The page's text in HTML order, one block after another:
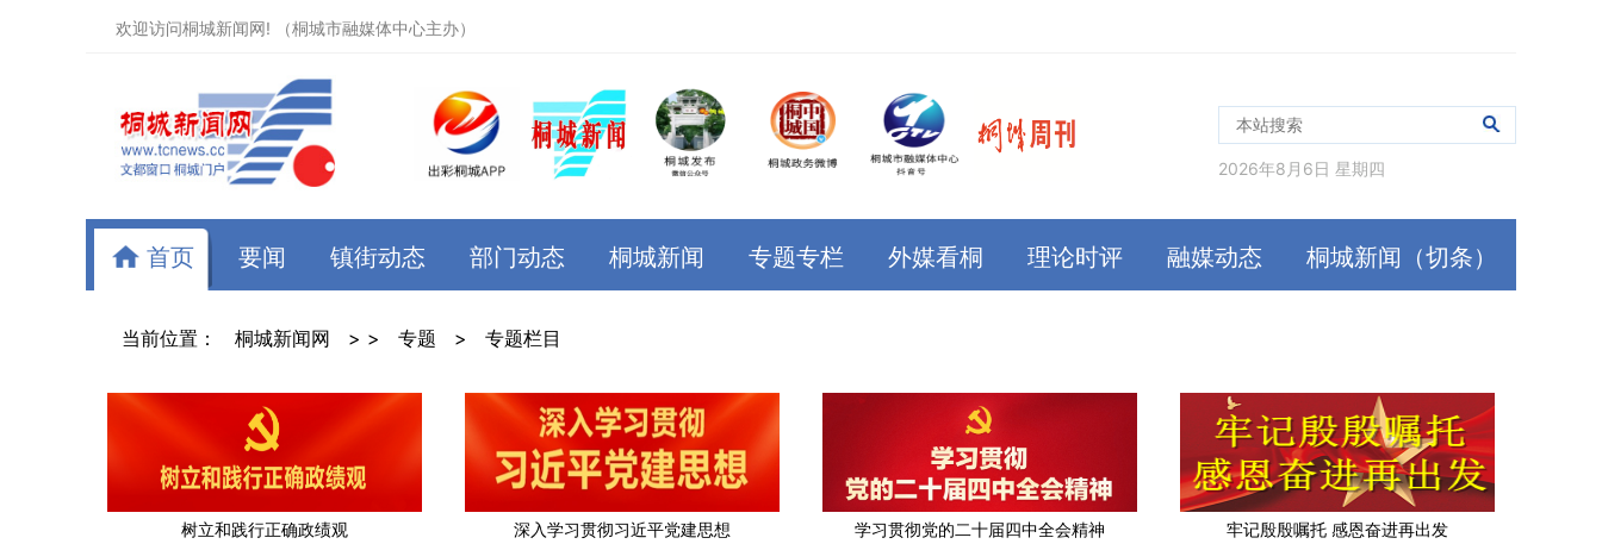
欢迎访问桐城新闻网! （桐城市融媒体中心主办）
2026年8月6日 星期四
首页 要闻 镇街动态 部门动态 桐城新闻 专题专栏 外媒看桐 理论时评 融媒动态 桐城新闻（切条）
当前位置： 桐城新闻网 > > 专题 > 专题栏目
树立和践行正确政绩观 深入学习贯彻习近平党建思想 学习贯彻党的二十届四中全会精神 牢记殷殷嘱托 感恩奋进再出发